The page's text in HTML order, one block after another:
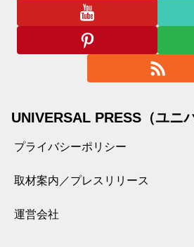
UNIVERSAL PRESS（ユニ
プライバシーポリシー
取材案内／プレスリリース
運営会社